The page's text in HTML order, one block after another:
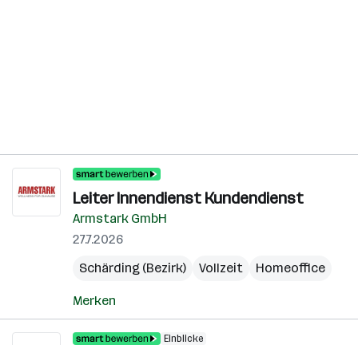
Leiter Innendienst Kundendienst
Armstark GmbH
27.7.2026
Schärding (Bezirk)
Vollzeit Homeoffice
Merken
Einblicke